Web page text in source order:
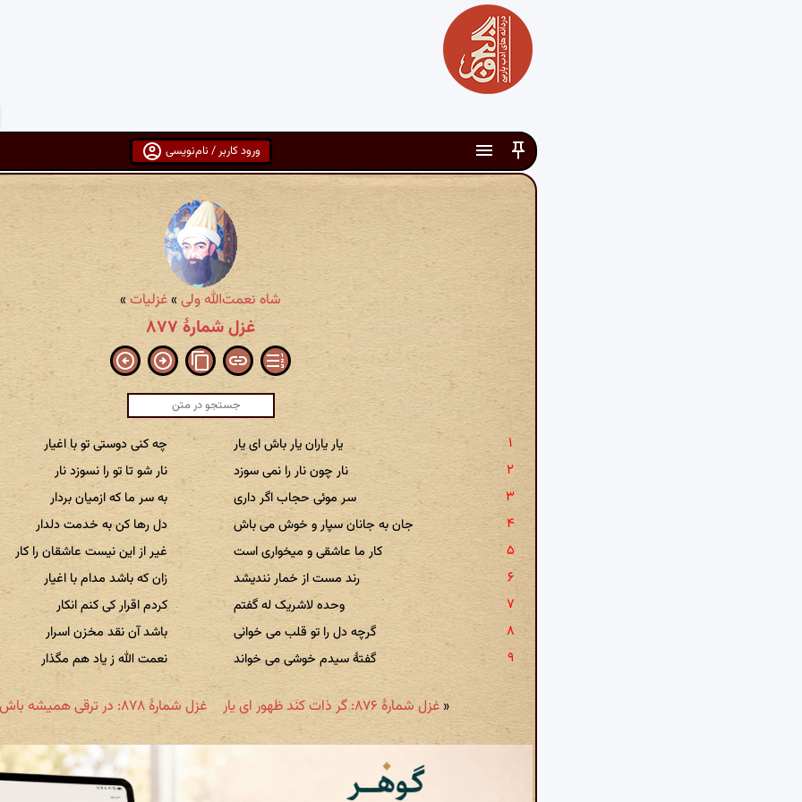
ورود کاربر / نام‌نویسی
شاه نعمت‌الله ولی»غزلیات»
غزل شمارهٔ ۸۷۷
یار یاران یار باش ای یار
چه کنی دوستی تو با اغیار
نار چون نار را نمی سوزد
نار شو تا تو را نسوزد نار
سر موئی حجاب اگر داری
به سر ما که ازمیان بردار
جان به جانان سپار و خوش می باش
دل رها کن به خدمت دلدار
کار ما عاشقی و میخواری است
غیر از این نیست عاشقان را کار
رند مست از خمار نندیشد
زان که باشد مدام با اغیار
وحده لاشریک له گفتم
کردم اقرار کی کنم انکار
گرچه دل را تو قلب می خوانی
باشد آن نقد مخزن اسرار
گفتهٔ سیدم خوشی می خواند
نعمت الله ز یاد هم مگذار
غزل شمارهٔ ۸۷۸: در ترقی همیشه باش ای یار « غزل شمارهٔ ۸۷۶: گر ذات کند ظهور ای یار